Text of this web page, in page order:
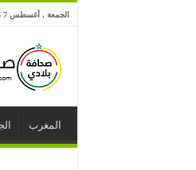
الجمعة , أغسطس 7 2026
المغرب